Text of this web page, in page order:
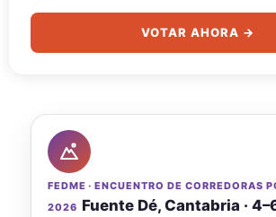
VOTAR AHORA →
FEDME · ENCUENTRO DE CORREDORAS
2026 Fuente Dé, Cantabria ·